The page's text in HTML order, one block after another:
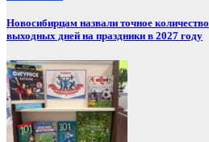
Новосибирцам назвали точное количество
выходных дней на праздники в 2027 году